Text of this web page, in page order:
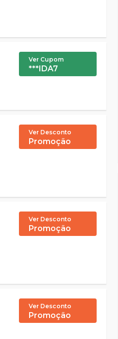
Ver Cupom
***IDA7
Ver Desconto
Promoção
Ver Desconto
Promoção
Ver Desconto
Promoção